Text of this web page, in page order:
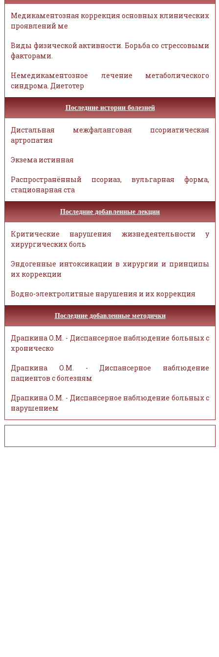
Медикаментозная коррекция основных клинических
проявлений ме
Виды физической активности. Борьба со стрессовыми
факторами.
Немедикаментозное лечение метаболического
синдрома. Диетотер
Последние истории болезней
Дистальная межфаланговая псориатическая
артропатия
Экзема истинная
Распространённый псориаз, вульгарная форма,
стационарная ста
Последние добавленные лекции
Критические нарушения жизнедеятельности у
хирургических боль
Эндогенные интоксикации в хирургии и принципы
их коррекции
Водно-электролитные нарушения и их коррекция
Последние добавленные методички
Драпкина О.М. - Диспансерное наблюдение больных с
хроническо
Драпкина О.М. - Диспансерное наблюдение
пациентов с болезням
Драпкина О.М. - Диспансерное наблюдение больных с
нарушением